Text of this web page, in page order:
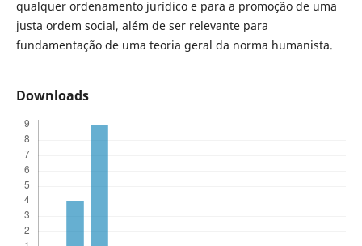
qualquer ordenamento jurídico e para a promoção de uma
justa ordem social, além de ser relevante para
fundamentação de uma teoria geral da norma humanista.
Downloads